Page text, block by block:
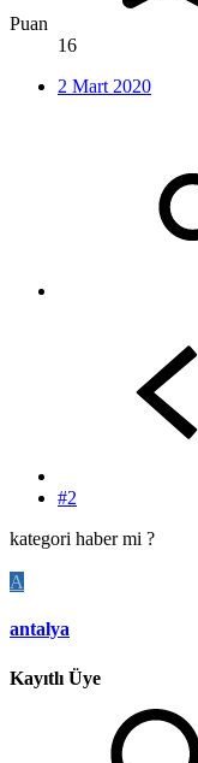
Puan
16
2 Mart 2020
#2
kategori haber mi ?
A
antalya
Kayıtlı Üye